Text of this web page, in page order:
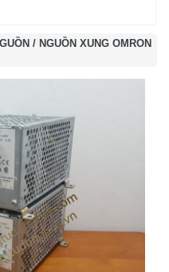
/ NGUỒN XUNG OMRON